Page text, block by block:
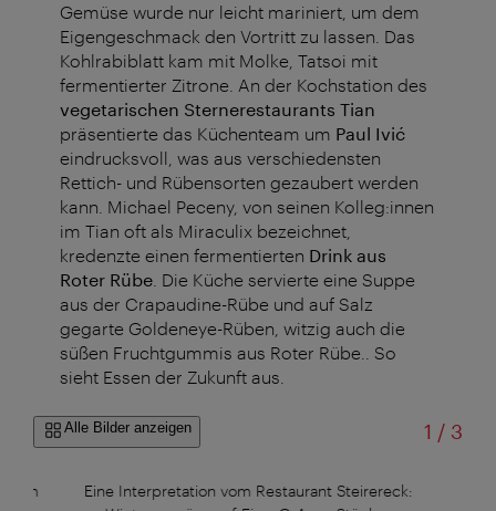
Gemüse wurde nur leicht mariniert, um dem
Eigengeschmack den Vortritt zu lassen. Das
Kohlrabiblatt kam mit Molke, Tatsoi mit
fermentierter Zitrone. An der Kochstation des
vegetarischen Sternerestaurants Tian
präsentierte das Küchenteam um Paul Ivić
eindrucksvoll, was aus verschiedensten
Rettich- und Rübensorten gezaubert werden
kann. Michael Peceny, von seinen Kolleg:innen
im Tian oft als Miraculix bezeichnet,
kredenzte einen fermentierten Drink aus
Roter Rübe . Die Küche servierte eine Suppe
aus der Crapaudine-Rübe und auf Salz
gegarte Goldeneye-Rüben, witzig auch die
süßen Fruchtgummis aus Roter Rübe.. So
sieht Essen der Zukunft aus.
Alle Bilder anzeigen 1 /von
3
vom
Eine Interpretation vom Restaurant Steirereck: